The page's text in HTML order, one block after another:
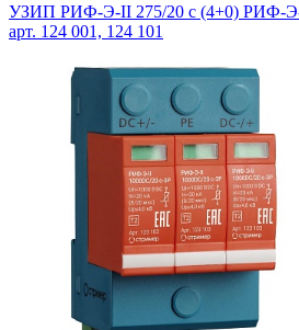
УЗИП РИФ-Э-II 275/20 c (4+0) РИФ-Э-
арт. 124 001, 124 101